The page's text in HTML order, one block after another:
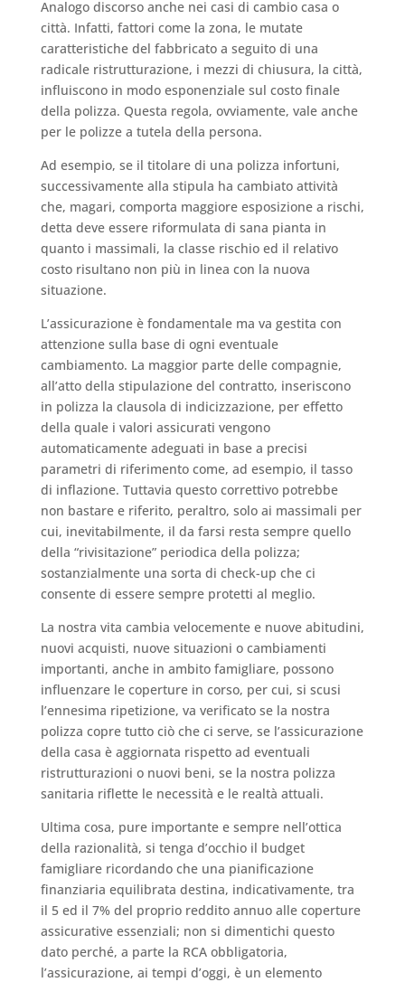
Analogo discorso anche nei casi di cambio casa o
città. Infatti, fattori come la zona, le mutate
caratteristiche del fabbricato a seguito di una
radicale ristrutturazione, i mezzi di chiusura, la città,
influiscono in modo esponenziale sul costo finale
della polizza. Questa regola, ovviamente, vale anche
per le polizze a tutela della persona.
Ad esempio, se il titolare di una polizza infortuni,
successivamente alla stipula ha cambiato attività
che, magari, comporta maggiore esposizione a rischi,
detta deve essere riformulata di sana pianta in
quanto i massimali, la classe rischio ed il relativo
costo risultano non più in linea con la nuova
situazione.
L’assicurazione è fondamentale ma va gestita con
attenzione sulla base di ogni eventuale
cambiamento. La maggior parte delle compagnie,
all’atto della stipulazione del contratto, inseriscono
in polizza la clausola di indicizzazione, per effetto
della quale i valori assicurati vengono
automaticamente adeguati in base a precisi
parametri di riferimento come, ad esempio, il tasso
di inflazione. Tuttavia questo correttivo potrebbe
non bastare e riferito, peraltro, solo ai massimali per
cui, inevitabilmente, il da farsi resta sempre quello
della “rivisitazione” periodica della polizza;
sostanzialmente una sorta di check-up che ci
consente di essere sempre protetti al meglio.
La nostra vita cambia velocemente e nuove abitudini,
nuovi acquisti, nuove situazioni o cambiamenti
importanti, anche in ambito famigliare, possono
influenzare le coperture in corso, per cui, si scusi
l’ennesima ripetizione, va verificato se la nostra
polizza copre tutto ciò che ci serve, se l’assicurazione
della casa è aggiornata rispetto ad eventuali
ristrutturazioni o nuovi beni, se la nostra polizza
sanitaria riflette le necessità e le realtà attuali.
Ultima cosa, pure importante e sempre nell’ottica
della razionalità, si tenga d’occhio il budget
famigliare ricordando che una pianificazione
finanziaria equilibrata destina, indicativamente, tra
il 5 ed il 7% del proprio reddito annuo alle coperture
assicurative essenziali; non si dimentichi questo
dato perché, a parte la RCA obbligatoria,
l’assicurazione, ai tempi d’oggi, è un elemento